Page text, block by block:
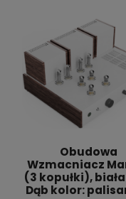
Obudowa
Wzmacniacz
(3 kopułki),
Dąb kolor: